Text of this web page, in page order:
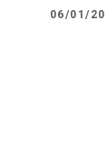
06/01/